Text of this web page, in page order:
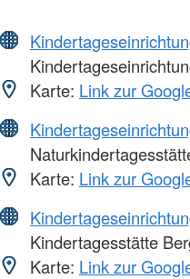
Karte: Link zur
Karte: Link zur
Kindertagesstätte
Karte: Link zur